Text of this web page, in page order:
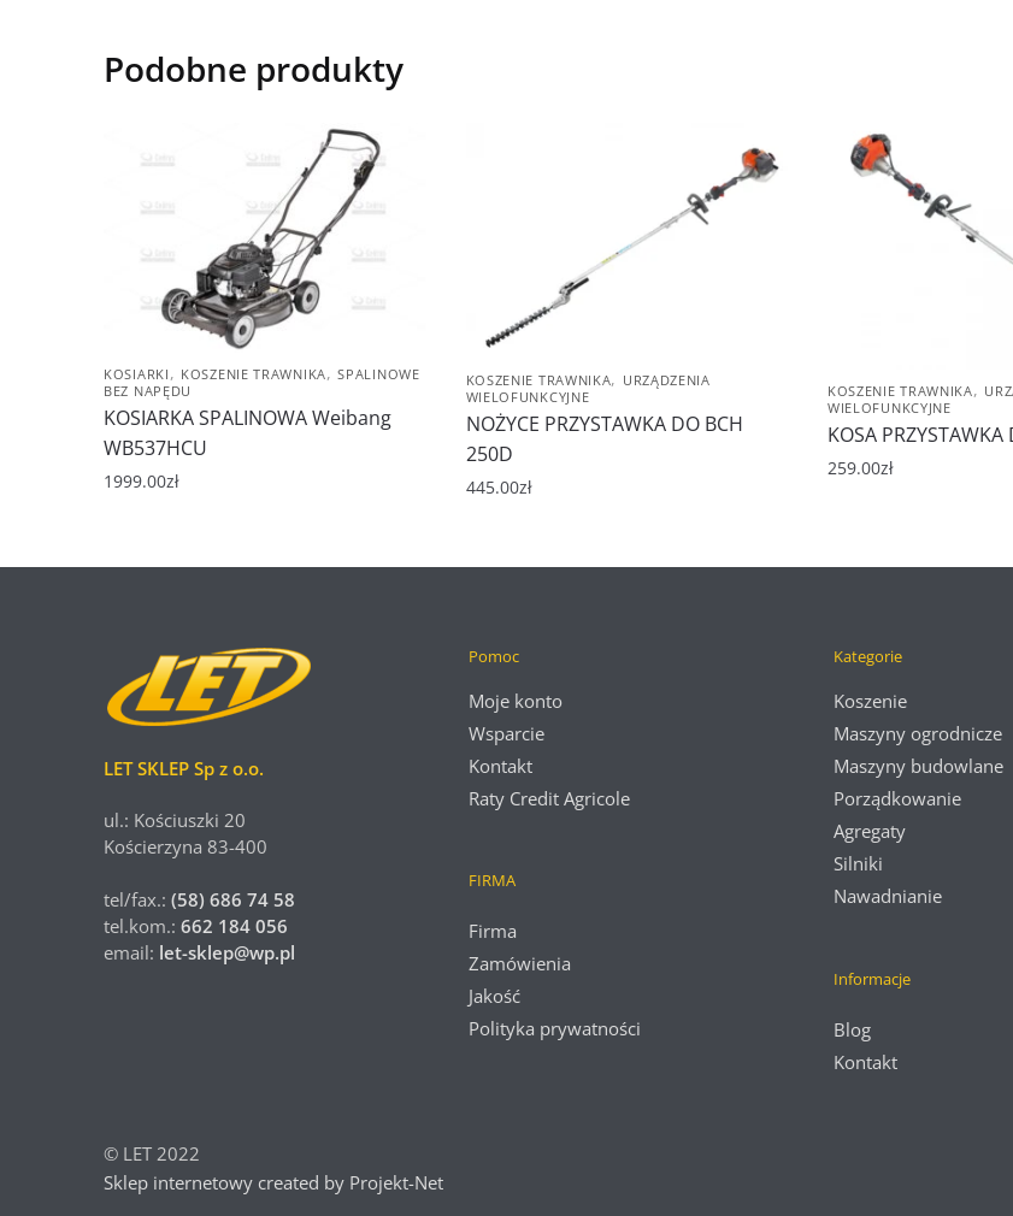
Podobne produkty
KOSIARKI , KOSZENIE TRAWNIKA,SPALINOWE
BEZ NAPĘDU
KOSIARKA SPALINOWA Weibang
WB537HCU
1999.00zł
KOSZENIE TRAWNIKA, URZĄDZENIA
WIELOFUNKCYJNE
NOŻYCE PRZYSTAWKA DO BCH
250D
445.00zł
KOSZENIE TRAWNIKA,
WIELOFUNKCYJNE
KOSA
259.00zł
LET SKLEP Sp z o.o.
ul.: Kościuszki 20
Kościerzyna 83-400
tel/fax.: (58) 686 74 58
tel.kom.: 662 184 056
email: let-sklep@wp.pl
Pomoc
Moje konto
Wsparcie
Kontakt
Raty Credit Agricole
FIRMA
Firma
Zamówienia
Jakość
Polityka prywatności
Kategorie
Koszenie
Maszyny ogrodnicze
Maszyny budowlane
Porządkowanie
Agregaty
Silniki
Nawadnianie
Informacje
Blog
Kontakt
© LET 2022
Sklep internetowy created by Projekt-Net